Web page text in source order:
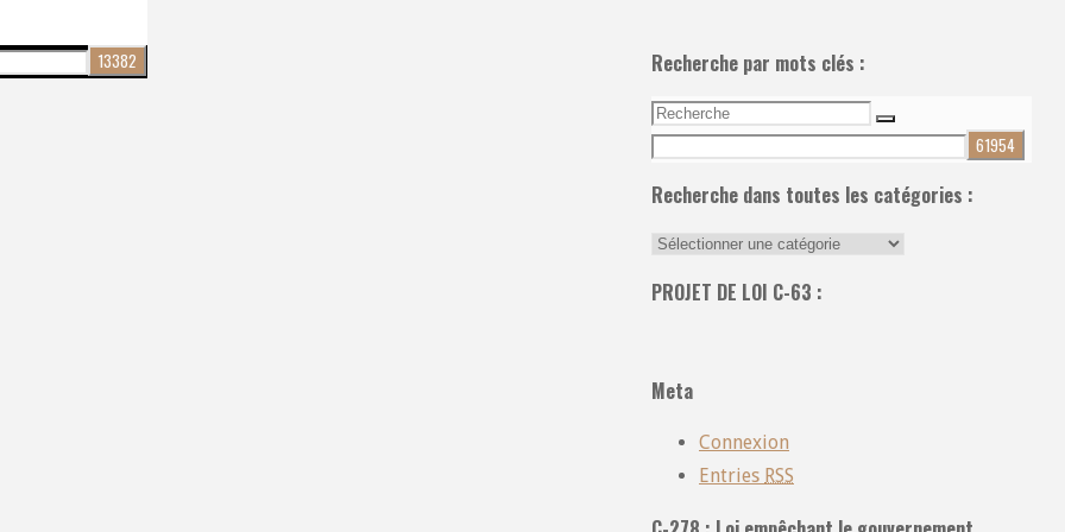
Recherche par mots clés :
Recherche
pour:
Recherche
Recherche dans toutes les catégories :
Recherche
toutes
PROJET DE LOI C-63 :
Meta
Connexion
Entries RSS